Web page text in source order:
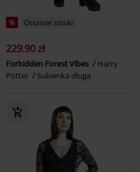
% Ostatnie sztuki
229.90 zł
Forbidden Forest Vibes
Harry
Potter
Sukienka długa